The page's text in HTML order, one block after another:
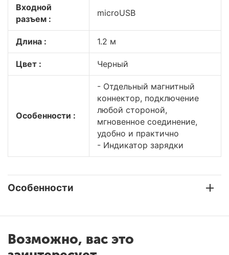
Входной
разъем :
microUSB
Длина : 1.2 м
Цвет : Черный
Особенности :
- Отдельный магнитный
коннектор, подключение
любой стороной,
мгновенное соединение,
удобно и практично
- Индикатор зарядки
Особенности
Возможно, вас это